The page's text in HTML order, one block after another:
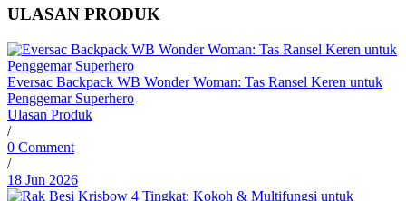
ULASAN PRODUK
Eversac Backpack WB Wonder Woman: Tas Ransel Keren untuk
Penggemar Superhero
Ulasan Produk
/
0 Comment
/
18 Jun 2026